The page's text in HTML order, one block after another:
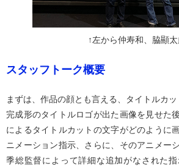
↑左から仲寿和、脇顯太
スタッフトーク概要
まずは、作品の顔とも言える、タイトルカッ
完成形のタイトルロゴが出た画像を見せた
によるタイトルカットの文字がどのように
ニメーション指示、さらに、そのアニメー
季総監督によって詳細な追加がなされた